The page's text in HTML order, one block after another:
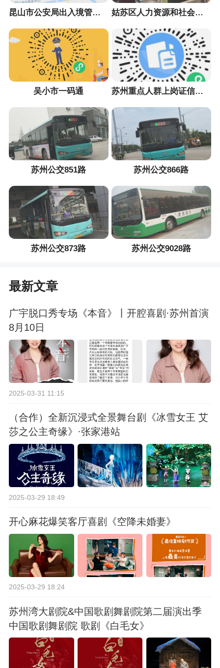
昆山市公安局出入境管理大队 姑苏区人力资源和社会保障局
吴小市一码通 苏州重点人群上岗证信息采集小程序
苏州公交851路 苏州公交866路
苏州公交873路 苏州公交9028路
最新文章
广宇脱口秀专场《本音》丨开腔喜剧·苏州首演
8月10日
2025-03-31 11:15
（合作）全新沉浸式全景舞台剧《冰雪女王 艾
莎之公主奇缘》·张家港站
2025-03-29 18:49
开心麻花爆笑客厅喜剧《空降未婚妻》
2025-03-29 18:24
苏州湾大剧院&中国歌剧舞剧院第二届演出季
中国歌剧舞剧院 歌剧《白毛女》